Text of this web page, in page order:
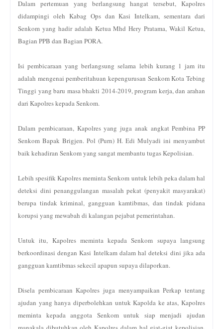
Dalam pertemuan yang berlangsung hangat tersebut, Kapolres
didampingi oleh Kabag Ops dan Kasi Intelkam, sementara dari
Senkom yang hadir adalah Ketua Mhd Hery Pratama, Wakil Ketua,
Bagian PPB dan Bagian PORA.
Isi pembicaraan yang berlangsung selama lebih kurang 1 jam itu
adalah mengenai pemberitahuan kepengurusan Senkom Kota Tebing
Tinggi yang baru masa bhakti 2014-2019, program kerja, dan arahan
dari Kapolres kepada Senkom.
Dalam pembicaraan, Kapolres yang juga anak angkat Pembina PP
Senkom Bapak Brigjen. Pol (Purn) H. Edi Mulyadi ini menyambut
baik kehadiran Senkom yang sangat membantu tugas Kepolisian.
Lebih spesifik Kapolres meminta Senkom untuk lebih peka dalam hal
deteksi dini penanggulangan masalah pekat (penyakit masyarakat)
berupa tindak kriminal, gangguan kamtibmas, dan tindak pidana
korupsi yang mewabah di kalangan pejabat pemerintahan.
Untuk itu, Kapolres meminta kepada Senkom supaya langsung
berkoordinasi dengan Kasi Intelkam dalam hal deteksi dini jika ada
gangguan kamtibmas sekecil apapun supaya dilaporkan.
Disela pembicaraan Kapolres juga menyampaikan Perkap tentang
ajudan yang hanya diperbolehkan untuk Kapolda ke atas, Kapolres
meminta kepada anggota Senkom untuk siap menjadi ajudan